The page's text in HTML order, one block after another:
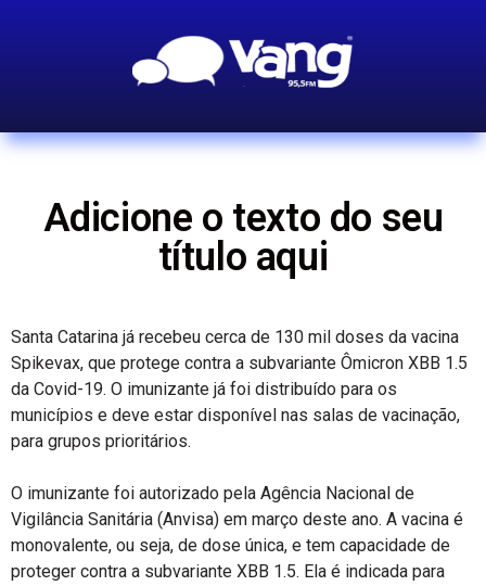
Adicione o texto do seu
título aqui
Santa Catarina já recebeu cerca de 130 mil doses da vacina
Spikevax, que protege contra a subvariante Ômicron XBB 1.5
da Covid-19. O imunizante já foi distribuído para os
municípios e deve estar disponível nas salas de vacinação,
para grupos prioritários.
O imunizante foi autorizado pela Agência Nacional de
Vigilância Sanitária (Anvisa) em março deste ano. A vacina é
monovalente, ou seja, de dose única, e tem capacidade de
proteger contra a subvariante XBB 1.5. Ela é indicada para